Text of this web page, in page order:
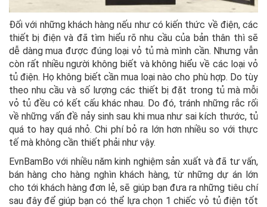
Đối với những khách hàng nếu như có kiến thức về điện, các
thiết bị điện và đã tìm hiểu rõ nhu cầu của bản thân thì sẽ
dễ dàng mua được đúng loại vỏ tủ mà mình cần. Nhưng vẫn
còn rất nhiều người không biết và không hiểu về các loại vỏ
tủ điện. Họ không biết cần mua loại nào cho phù hợp. Do tùy
theo nhu cầu và số lượng các thiết bị đặt trong tủ mà mỗi
vỏ tủ đều có kết cấu khác nhau. Do đó, tránh những rắc rối
về những vấn đề nảy sinh sau khi mua như sai kích thước, tủ
quá to hay quá nhỏ. Chi phí bỏ ra lớn hơn nhiều so với thực
tế mà không cần thiết phải như vậy.
EvnBamBo với nhiều năm kinh nghiệm sản xuất và đã tư vấn,
bán hàng cho hàng nghìn khách hàng, từ những dự án lớn
cho tới khách hàng đơn lẻ, sẽ giúp bạn đưa ra những tiêu chí
sau đây để giúp bạn có thể lựa chọn 1 chiếc vỏ tủ điện tốt